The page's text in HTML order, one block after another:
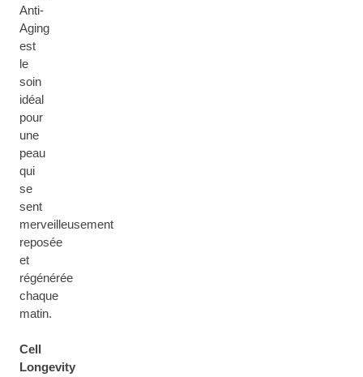
Anti-
Aging
est
le
soin
idéal
pour
une
peau
qui
se
sent
merveilleusement
reposée
et
régénérée
chaque
matin.
Cell
Longevity